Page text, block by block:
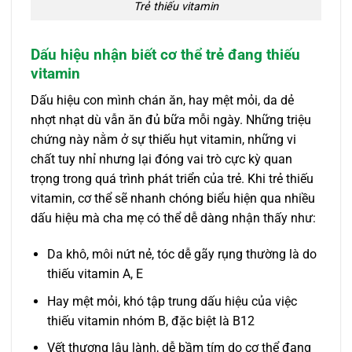
Trẻ thiếu vitamin
Dấu hiệu nhận biết cơ thể trẻ đang thiếu
vitamin
Dấu hiệu con mình chán ăn, hay mệt mỏi, da dẻ
nhợt nhạt dù vẫn ăn đủ bữa mỗi ngày. Những triệu
chứng này nằm ở sự thiếu hụt vitamin, những vi
chất tuy nhỉ nhưng lại đóng vai trò cực kỳ quan
trọng trong quá trình phát triển của trẻ. Khi trẻ thiếu
vitamin, cơ thể sẽ nhanh chóng biểu hiện qua nhiều
dấu hiệu mà cha mẹ có thể dễ dàng nhận thấy như:
Da khô, môi nứt nẻ, tóc dễ gãy rụng thường là do
thiếu vitamin A, E
Hay mệt mỏi, khó tập trung dấu hiệu của việc
thiếu vitamin nhóm B, đặc biệt là B12
Vết thương lâu lành, dễ bầm tím do cơ thể đang